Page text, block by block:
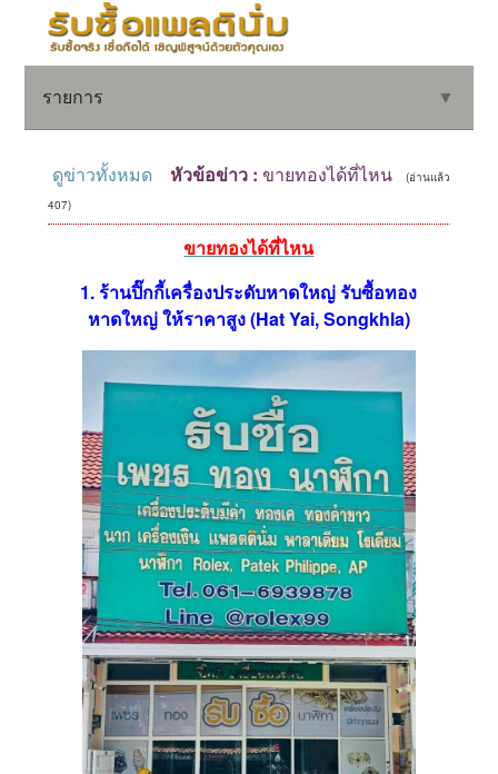
รายการ ▼
▼
ดูข่าวทั้งหมด หัวข้อข่าว : ขายทองได้ที่ไหน
(อ่านแล้ว
407)
ขายทองได้ที่ไหน
1. ร้านปิ๊กกี้เครื่องประดับหาดใหญ่ รับซื้อทอง
หาดใหญ่ ให้ราคาสูง (Hat Yai, Songkhla)